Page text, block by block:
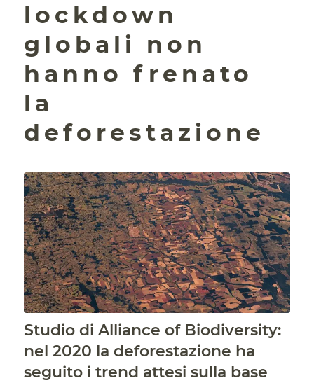
lockdown
globali non
hanno frenato
la
deforestazione
Studio di Alliance of Biodiversity:
nel 2020 la deforestazione ha
seguito i trend attesi sulla base